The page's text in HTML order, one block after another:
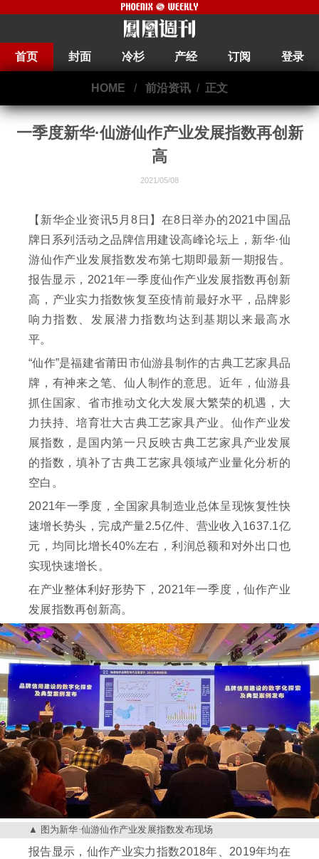
首页 封面 冷杉 产经 订阅 登录
HOME / 前沿资讯 / 正文
一季度新华·仙游仙作产业发展指数再创新
高
2021/05/08
【新华企业资讯5月8日】在8日举办的2021中国品
牌日系列活动之品牌信用建设高峰论坛上，新华·仙
游仙作产业发展指数发布第七期即最新一期报告。
报告显示，2021年一季度仙作产业发展指数再创新
高，产业实力指数恢复至疫情前最好水平，品牌影
响力指数、发展潜力指数均达到基期以来最高水
平。
“仙作”是福建省莆田市仙游县制作的古典工艺家具品
牌，有神来之笔、仙人制作的意思。近年，仙游县
抓住国家、省市推动文化大发展大繁荣的机遇，大
力扶持、培育壮大古典工艺家具产业。仙作产业发
展指数，是国内第一只反映古典工艺家具产业发展
的指数，填补了古典工艺家具领域产业量化分析的
空白。
2021年一季度，全国家具制造业总体呈现恢复性快
速增长势头，完成产量2.5亿件、营业收入1637.1亿
元，均同比增长40%左右，利润总额和对外出口也
实现快速增长。
在产业整体利好形势下，2021年一季度，仙作产业
发展指数再创新高。
图为新华·仙游仙作产业发展指数发布现场
报告显示，仙作产业实力指数2018年、2019年均在